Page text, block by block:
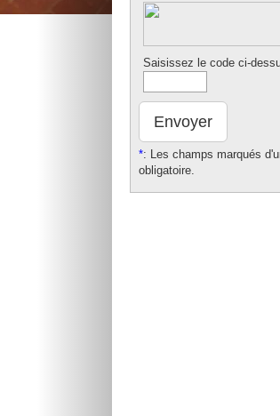
Saisissez le code ci-
Envoyer
*: Les champs marqués
obligatoire.